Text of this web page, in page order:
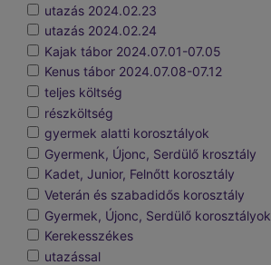
utazás 2024.02.23
utazás 2024.02.24
Kajak tábor 2024.07.01-07.05
Kenus tábor 2024.07.08-07.12
teljes költség
részköltség
gyermek alatti korosztályok
Gyermenk, Újonc, Serdülő krosztály
Kadet, Junior, Felnőtt korosztály
Veterán és szabadidős korosztály
Gyermek, Újonc, Serdülő korosztályok
Kerekesszékes
utazással